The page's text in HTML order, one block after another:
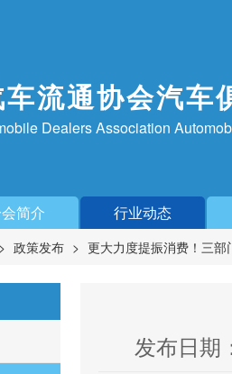
流通协会汽车
Dealers Association
简介 行业动态
政策发布 更大力度提振消费！三部
发布日期